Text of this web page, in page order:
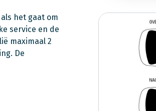
het gaat om
service en de
maximaal 2
De